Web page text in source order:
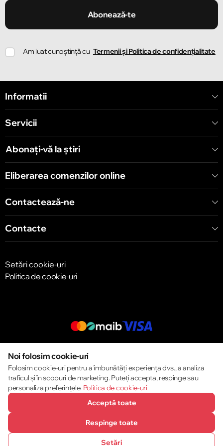
Strada Ion Creangă 78
Strada Mitropolit Varlaam 58
Chișinău
Abonează-te
Am luat cunoștință cu Termenii și Politica de confidențialitate
Informatii
Servicii
Abonați-vă la știri
Eliberarea comenzilor online
Contactează-ne
Contacte
Setări cookie-uri
Politica de cookie-uri
© 2013 – 2026 ECOM
Noi folosim cookie-uri
Folosim cookie-uri pentru a îmbunătăți experiența dvs., a analiza
traficul și în scopuri de marketing. Puteți accepta, respinge sau
personaliza preferințele. Politica de cookie-uri
Acceptă toate
Respinge toate
Setări